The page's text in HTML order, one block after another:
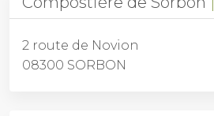
2 route de Novion
08300 SORBON